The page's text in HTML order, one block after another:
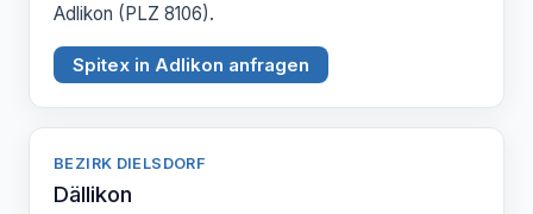
Adlikon (PLZ 8106).
Spitex in Adlikon anfragen
BEZIRK DIELSDORF
Dällikon